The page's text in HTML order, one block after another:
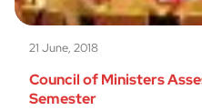
21 June, 2018
Council of Ministers
Semester